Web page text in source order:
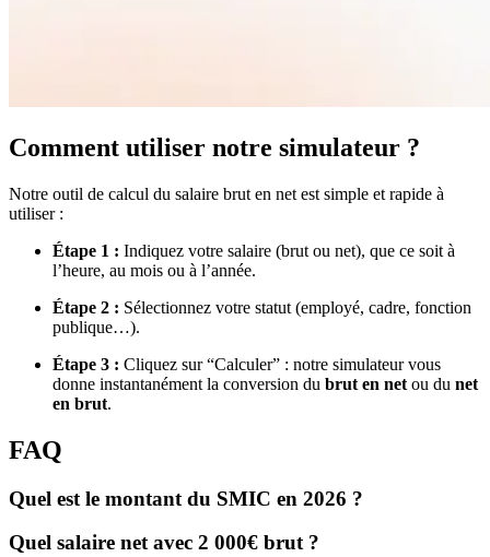
Comment utiliser notre simulateur ?
Notre outil de calcul du salaire brut en net est simple et rapide à
utiliser :
Étape 1 : Indiquez votre salaire (brut ou net), que ce soit à
l’heure, au mois ou à l’année.
Étape 2 : Sélectionnez votre statut (employé, cadre, fonction
publique…).
Étape 3 : Cliquez sur “Calculer” : notre simulateur vous
donne instantanément la conversion du brut en net ou du net
en brut.
FAQ
Quel est le montant du SMIC en 2026 ?
Quel salaire net avec 2 000€ brut ?